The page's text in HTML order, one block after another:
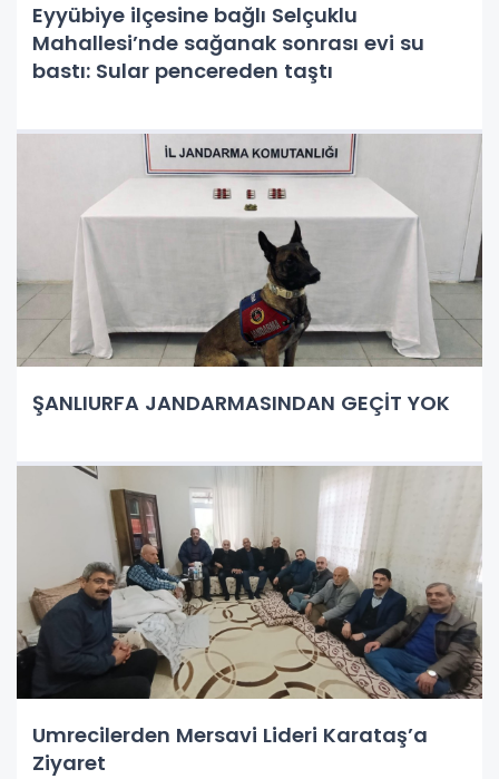
Eyyübiye ilçesine bağlı Selçuklu
Mahallesi’nde sağanak sonrası evi su
bastı: Sular pencereden taştı
ŞANLIURFA JANDARMASINDAN GEÇİT YOK
Umrecilerden Mersavi Lideri Karataş’a
Ziyaret